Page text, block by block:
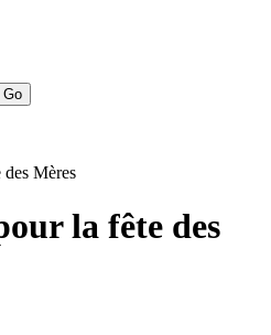
Go
Mères
la fête des